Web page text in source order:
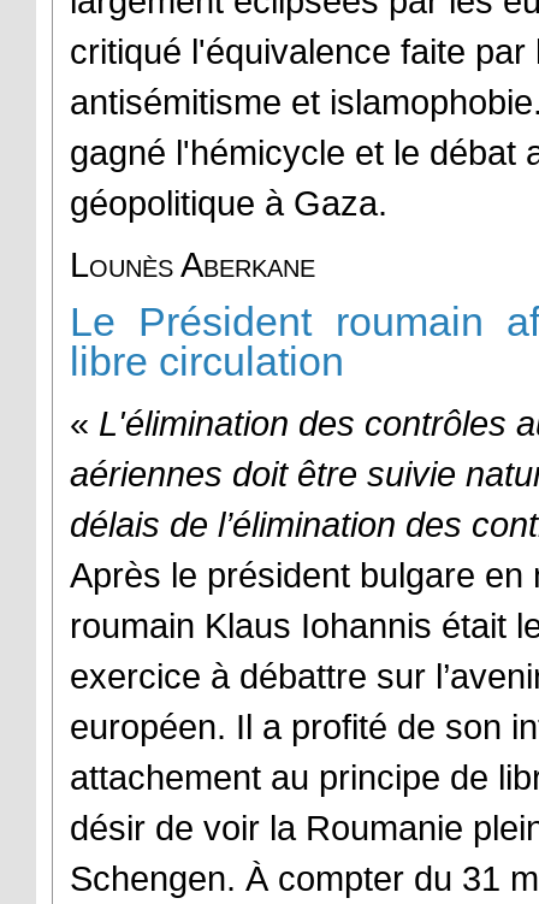
critiqué l'équivalence faite
antisémitisme et
gagné l'hémicycle et le débat
géopolitique à Gaza.
Lounès Aberkane
Le Président roumain
libre circulation
« L'élimination des contrôles
aériennes doit être suivie
délais de l’élimination des
Après le président bulgare
roumain Klaus Iohannis était
exercice à débattre sur
européen. Il a profité de son
attachement au principe de
désir de voir la Roumanie
Schengen. À compter du 31